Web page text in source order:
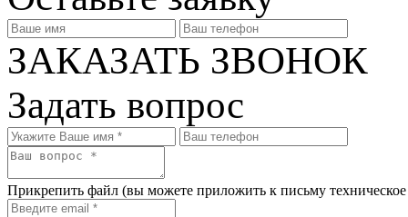
ЗАКАЗАТЬ ЗВОНОК
Задать вопрос
Прикрепить файл (вы можете приложить к письму